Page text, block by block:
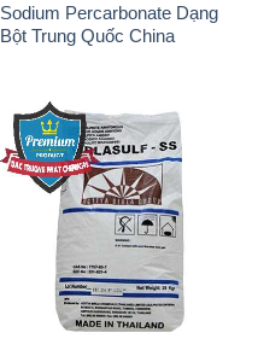
Sodium Percarbonate Dạng
Bột Trung Quốc China